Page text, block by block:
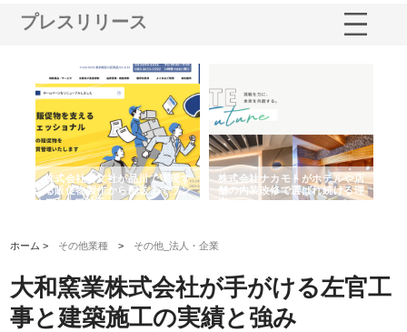
プレスリリース
式会社耕文社が品川で実現す
販促物製作から配送までワン
ップ対応
株式会社ナカモトがホテルや店
舗の内装改修で選ばれ続ける理
由
株式会社スプ
れる理由と
強み
ホーム > その他業種 > その他_法人・企業
大和窯業株式会社が手がける左官工
事と建築施工の実績と強み